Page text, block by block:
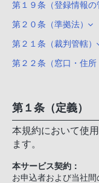
第１９条（登録情報の
第２０条（準拠法）
第２１条（裁判管轄）
第２２条（窓口・住所
第１条（定義）
本規約において使
ます。
本サービス契約：
お申込者および当社間